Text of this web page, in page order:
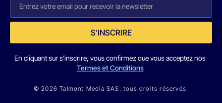
S'INSCRIRE
En cliquant sur s'inscrire, vous confirmez que vous acceptez nos
Termes et Conditions
© 2026 Talmont Media SAS. tous droits réservés.